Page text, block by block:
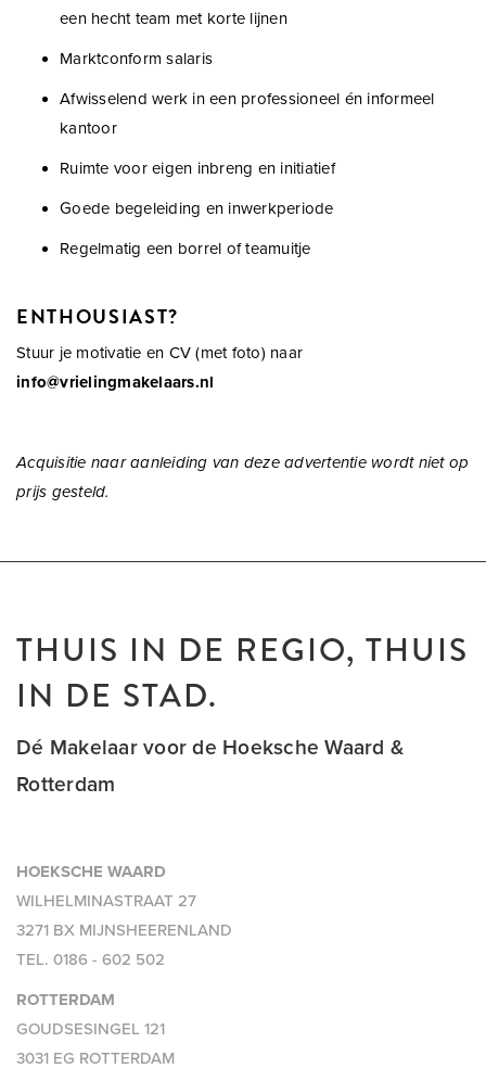
een hecht team met korte lijnen
Marktconform salaris
Afwisselend werk in een professioneel én informeel
kantoor
Ruimte voor eigen inbreng en initiatief
Goede begeleiding en inwerkperiode
Regelmatig een borrel of teamuitje
ENTHOUSIAST?
Stuur je motivatie en CV (met foto) naar
info@vrielingmakelaars.nl
Acquisitie naar aanleiding van deze advertentie wordt niet op
prijs gesteld.
THUIS IN DE REGIO, THUIS
IN DE STAD.
Dé Makelaar voor de Hoeksche Waard &
Rotterdam
HOEKSCHE WAARD
WILHELMINASTRAAT 27
3271 BX MIJNSHEERENLAND
TEL. 0186 - 602 502
ROTTERDAM
GOUDSESINGEL 121
3031 EG ROTTERDAM